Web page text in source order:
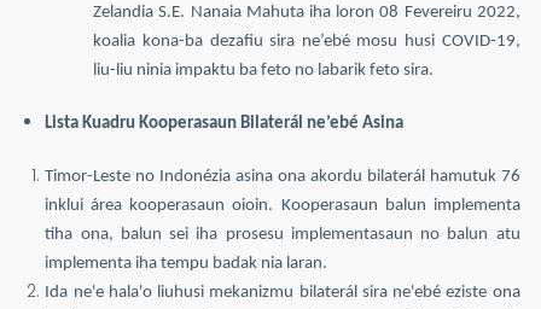
Zelandia S.E. Nanaia Mahuta iha loron 08 Fevereiru 2022,
koalia kona-ba dezafiu sira ne’ebé mosu husi COVID-19,
liu-liu ninia impaktu ba feto no labarik feto sira.
Lista Kuadru Kooperasaun Bilaterál ne’ebé Asina
Timor-Leste no Indonézia asina ona akordu bilaterál hamutuk 76
inklui área kooperasaun oioin. Kooperasaun balun implementa
tiha ona, balun sei iha prosesu implementasaun no balun atu
implementa iha tempu badak nia laran.
Ida ne'e hala'o liuhusi mekanizmu bilaterál sira ne'ebé eziste ona